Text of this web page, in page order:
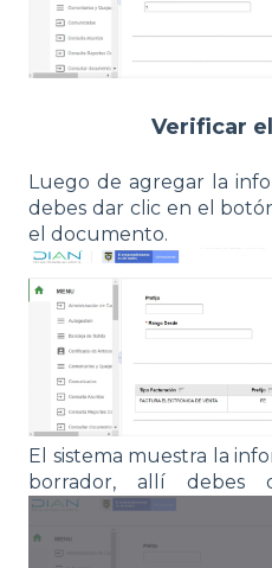
Verificar
Luego de agregar la
debes dar clic en el
el documento.
El sistema muestra la
borrador, allí